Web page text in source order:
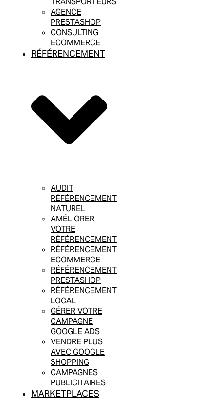
AGENCE
PRESTASHOP
CONSULTING
ECOMMERCE
RÉFÉRENCEMENT
AUDIT
RÉFÉRENCEMENT
NATUREL
AMÉLIORER
VOTRE
RÉFÉRENCEMENT
RÉFÉRENCEMENT
ECOMMERCE
RÉFÉRENCEMENT
PRESTASHOP
RÉFÉRENCEMENT
LOCAL
GÉRER VOTRE
CAMPAGNE
GOOGLE ADS
VENDRE PLUS
AVEC GOOGLE
SHOPPING
CAMPAGNES
PUBLICITAIRES
MARKETPLACES